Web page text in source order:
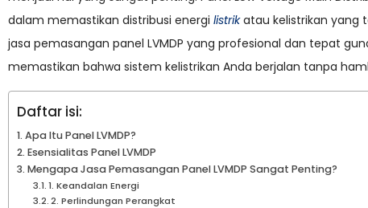
dalam memastikan distribusi energi listrikatau kelistrikan yang
jasa pemasangan panel LVMDP yang profesional dan tepat
memastikan bahwa sistem kelistrikan Anda berjalan tanpa
Daftar isi:
Apa Itu Panel LVMDP?
Esensialitas Panel LVMDP
Mengapa Jasa Pemasangan Panel LVMDP Sangat Penting?
1. Keandalan Energi
2. Perlindungan Perangkat